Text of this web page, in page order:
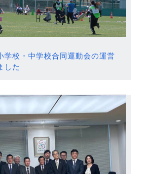
学校・中学校合同運動会の運営
した